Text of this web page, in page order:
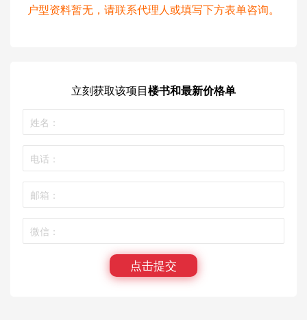
户型资料暂无，请联系代理人或填写下方表单咨询。
立刻获取该项目楼书和最新价格单
点击提交